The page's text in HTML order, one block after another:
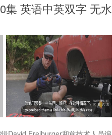
集 英语中英双字 无水